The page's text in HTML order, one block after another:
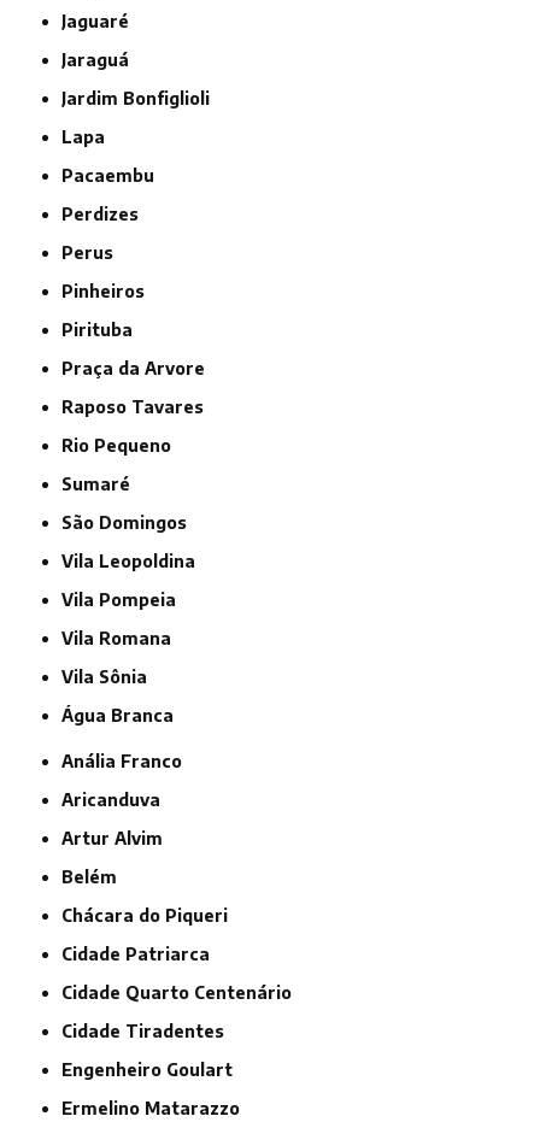
Jaguaré
Jaraguá
Jardim Bonfiglioli
Lapa
Pacaembu
Perdizes
Perus
Pinheiros
Pirituba
Praça da Arvore
Raposo Tavares
Rio Pequeno
Sumaré
São Domingos
Vila Leopoldina
Vila Pompeia
Vila Romana
Vila Sônia
Água Branca
Anália Franco
Aricanduva
Artur Alvim
Belém
Chácara do Piqueri
Cidade Patriarca
Cidade Quarto Centenário
Cidade Tiradentes
Engenheiro Goulart
Ermelino Matarazzo